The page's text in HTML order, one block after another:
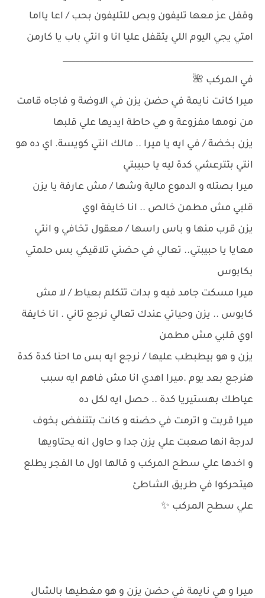
وقفل عز معها تليفون وبص للتليفون بحب / اعا يااما
امتي يجي اليوم اللي يتقفل عليا انا و انتي باب يا كارمن
______________________________________________
في المركب 🌺
ميرا كانت نايمة في حضن يزن في الاوضة و فاجاه قامت
من نومها مفزوعة و هي حاطة ايديها علي قلبها
يزن بخضة / في ايه يا ميرا .. مالك انتي كويسة. اي ده هو
انتي بتترعشي كدة ليه يا حبيبتي
ميرا بصتله و الدموع مالية وشها / مش عارفة يا يزن
قلبي مش مطمن خالص .. انا خايفة اوي
يزن قرب منها و باس راسها / معقول تخافي و انتي
معايا يا حبيبتي.. تعالي في حضني تلاقيكي بس حلمتي
بكابوس
ميرا مسكت جامد فيه و بدات تتكلم بعياط / لا مش
كابوس .. يزن وحياتي عندك تعالي نرجع تاني . انا خايفة
اوي قلبي مش مطمن
يزن و هو بيطبطب عليها / نرجع ايه بس ما احنا كدة كدة
هنرجع بعد يوم .ميرا اهدي انا مش فاهم ايه سبب
عياطك بهستيريا كدة .. حصل ايه لكل ده
ميرا قربت و اترمت في حضنه و كانت بتتنفض بخوف
لدرجة انها صعبت علي يزن جدا و حاول انه يحتاويها
و اخدها علي سطح المركب و قالها اول ما الفجر يطلع
هيتحركوا في طريق الشاطئ
علي سطح المركب ✨
ميرا و هي نايمة في حضن يزن و هو مغطيها بالشال